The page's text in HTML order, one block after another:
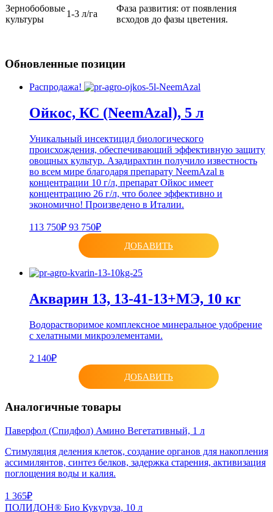
Зернобобовые
культуры
1-3 л/га
Фаза развития: от появления
всходов до фазы цветения.
Обновленные позиции
Распродажа!
Ойкос, КС (NeemAzal), 5 л
Уникальный инсектицид биологического
происхождения, обеспечивающий эффективную защиту
овощных культур. Азадирахтин получило известность
во всем мире благодаря препарату NeemAzal в
концентрации 10 г/л, препарат Ойкос имеет
концентрацию 26 г/л, что более эффективно и
экономично! Произведено в Италии.
113 750₽ 93 750₽
ДОБАВИТЬ
Акварин 13, 13-41-13+МЭ, 10 кг
Водорастворимое комплексное минеральное удобрение
с хелатными микроэлементами.
2 140₽
ДОБАВИТЬ
Аналогичные товары
Паверфол (Спидфол) Амино Вегетативный, 1 л
Стимуляция деления клеток, создание органов для накопления
ассимилянтов, синтез белков, задержка старения, активизация
поглощения воды и калия.
1 365₽
ПОЛИДОН® Био Кукуруза, 10 л